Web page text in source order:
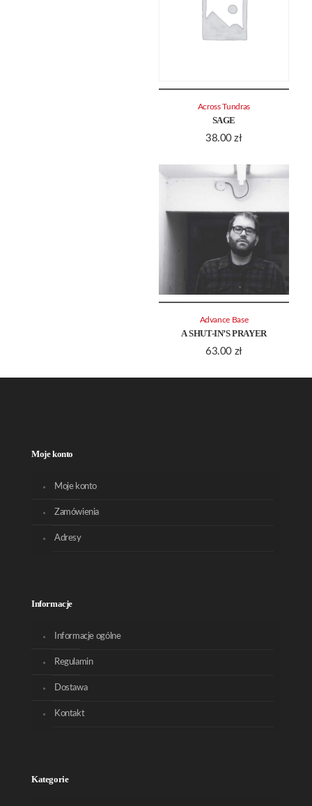
SAGE
38.00zł
Across Tundras
A SHUT-IN’S PRAYER
63.00 zł
Advance Base
Moje konto
Moje konto
Zamówienia
Adresy
Informacje
Informacje ogólne
Regulamin
Dostawa
Kontakt
Kategorie